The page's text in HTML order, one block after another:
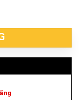
DTD152Z số lượng